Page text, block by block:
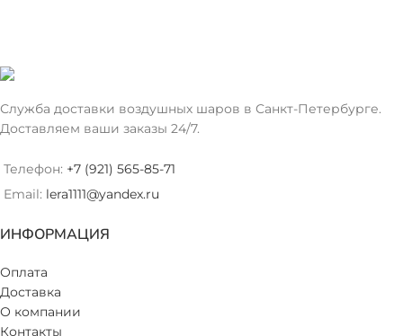
Служба доставки воздушных шаров в Санкт-Петербурге.
Доставляем ваши заказы 24/7.
Телефон: +7 (921) 565-85-71
Email: lera1111@yandex.ru
ИНФОРМАЦИЯ
Оплата
Доставка
О компании
Контакты